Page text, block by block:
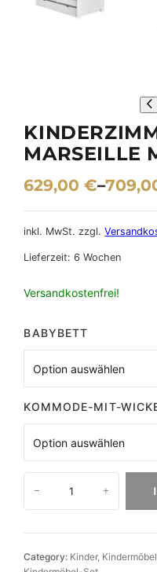
MARSEILLE
629,00€–
inkl. MwSt. zzgl.
Lieferzeit:6 Wochen
Versandkostenfrei!
BABYBETT
KOMMODE-MIT-
d
r
− +
Category: Kinder, Kindermöbel